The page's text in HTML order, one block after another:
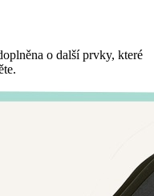
o další prvky, které